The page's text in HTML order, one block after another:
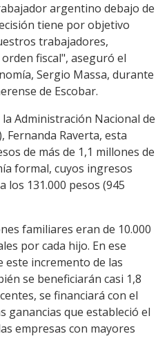
argentino debajo de
tiene por objetivo
trabajadores,
fiscal", aseguró el
Sergio Massa, durante
de Escobar.
Administración Nacional de
Fernanda Raverta, esta
de más de 1,1 millones de
formal, cuyos ingresos
131.000 pesos (945
familiares eran de 10.000
por cada hijo. En ese
este incremento de las
se beneficiarán casi 1,8
se financiará con el
ganancias que estableció el
empresas con mayores